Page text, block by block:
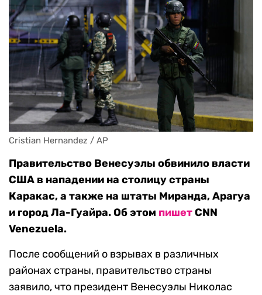
Cristian Hernandez / AP
Правительство Венесуэлы обвинило власти
США в нападении на столицу страны
Каракас, а также на штаты Миранда, Арагуа
и город Ла-Гуайра. Об этом пишетCNN
Venezuela.
После сообщений о взрывах в различных
районах страны, правительство страны
заявило, что президент Венесуэлы Николас